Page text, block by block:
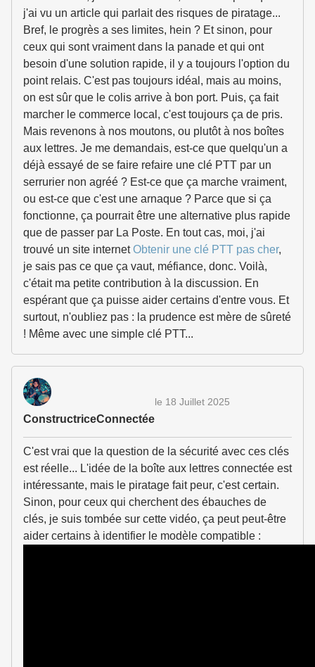
j'ai vu un article qui parlait des risques de piratage...
Bref, le progrès a ses limites, hein ? Et sinon, pour
ceux qui sont vraiment dans la panade et qui ont
besoin d'une solution rapide, il y a toujours l'option du
point relais. C'est pas toujours idéal, mais au moins,
on est sûr que le colis arrive à bon port. Puis, ça fait
marcher le commerce local, c'est toujours ça de pris.
Mais revenons à nos moutons, ou plutôt à nos boîtes
aux lettres. Je me demandais, est-ce que quelqu'un a
déjà essayé de se faire refaire une clé PTT par un
serrurier non agréé ? Est-ce que ça marche vraiment,
ou est-ce que c'est une arnaque ? Parce que si ça
fonctionne, ça pourrait être une alternative plus rapide
que de passer par La Poste. En tout cas, moi, j'ai
trouvé un site internetObtenir une clé PTT pas cher,
je sais pas ce que ça vaut, méfiance, donc. Voilà,
c'était ma petite contribution à la discussion. En
espérant que ça puisse aider certains d'entre vous. Et
surtout, n'oubliez pas : la prudence est mère de sûreté
! Même avec une simple clé PTT...
ConstructriceConnectée
le 18 Juillet 2025
C'est vrai que la question de la sécurité avec ces clés
est réelle... L'idée de la boîte aux lettres connectée est
intéressante, mais le piratage fait peur, c'est certain.
Sinon, pour ceux qui cherchent des ébauches de
clés, je suis tombée sur cette vidéo, ça peut peut-être
aider certains à identifier le modèle compatible :